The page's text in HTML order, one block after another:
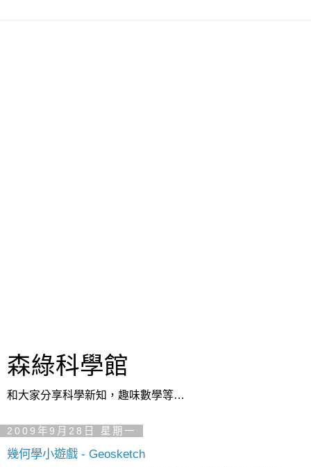
森綠科學館
和大家分享科學新知，趣味數學等…
2009年9月28日 星期一
幾何學小遊戲 - Geosketch